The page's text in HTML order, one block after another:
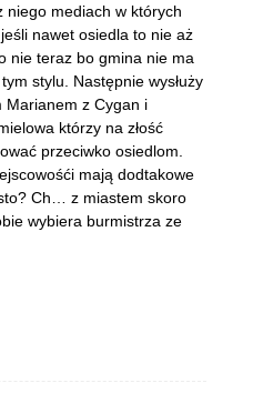
niego mediach w których
nawet osiedla to nie aż
nie teraz bo gmina nie ma
stylu. Następnie wysłuży
Marianem z Cygan i
którzy na złość
przeciwko osiedlom.
mają dodtakowe
Ch… z miastem skoro
wybiera burmistrza ze